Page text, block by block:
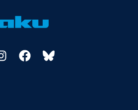
FacebookBluesky